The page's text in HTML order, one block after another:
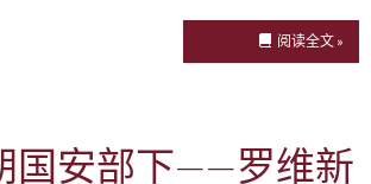
阅读全文 »
国安部下——罗维新